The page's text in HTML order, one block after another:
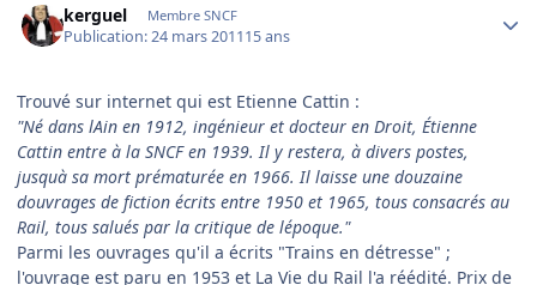
kerguel Membre SNCF
Publication:24 mars 201115 ans
Trouvé sur internet qui est Etienne Cattin :
"Né dans lAin en 1912, ingénieur et docteur en Droit, Étienne
Cattin entre à la SNCF en 1939. Il y restera, à divers postes,
jusquà sa mort prématurée en 1966. Il laisse une douzaine
douvrages de fiction écrits entre 1950 et 1965, tous consacrés au
Rail, tous salués par la critique de lépoque."
Parmi les ouvrages qu'il a écrits "Trains en détresse" ;
l'ouvrage est paru en 1953 et La Vie du Rail l'a réédité. Prix de